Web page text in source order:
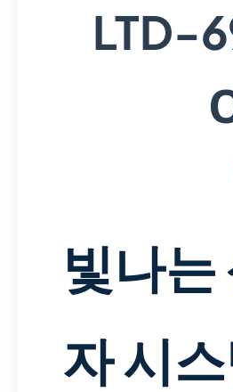
LTD-
빛나는
자 시